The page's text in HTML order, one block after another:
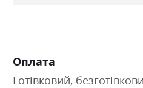
Оплата
Готівковий,